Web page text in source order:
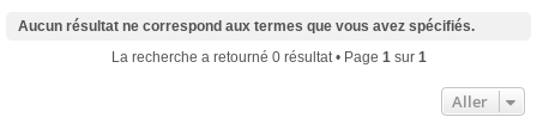
Aucun résultat ne correspond aux termes que vous avez spécifiés.
La recherche a retourné 0 résultat • Page 1 sur 1
Aller